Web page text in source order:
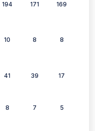
194 171 169
10 8 8
41 39 17
8 7 5